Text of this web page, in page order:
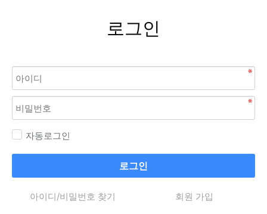
로그인
자동로그인
로그인
아이디/비밀번호 찾기 회원 가입